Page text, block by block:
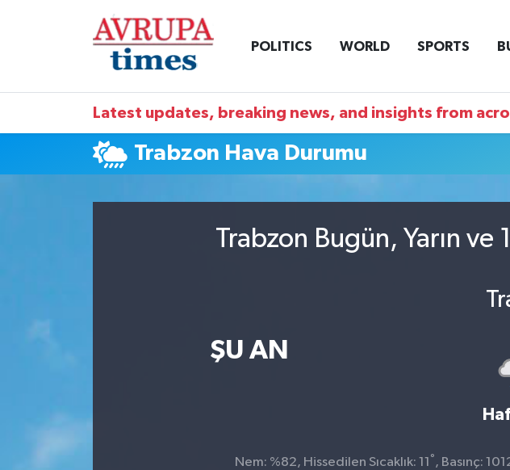
POLITICS WORLD SPORTS
Latest updates, breaking news, and insights from
Trabzon Hava Durumu
Trabzon Bugün, Yarın ve
ŞU AN
Nem: %82, Hissedilen Sıcaklık: 11 ° , Basınç:
Nöbetçi Eczaneler
Namaz Vakitleri
Süper Lig Puan Durumu ve Fikstür